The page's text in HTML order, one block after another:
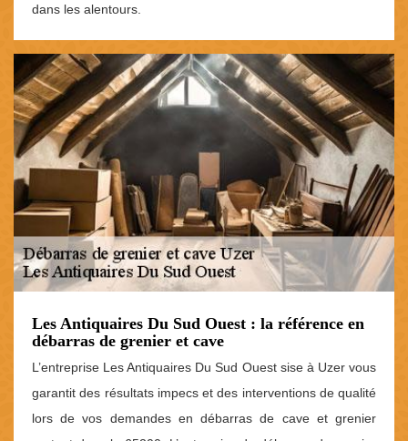
dans les alentours.
Les Antiquaires Du Sud Ouest : la référence en
débarras de grenier et cave
L’entreprise Les Antiquaires Du Sud Ouest sise à Uzer vous
garantit des résultats impecs et des interventions de qualité
lors de vos demandes en débarras de cave et grenier